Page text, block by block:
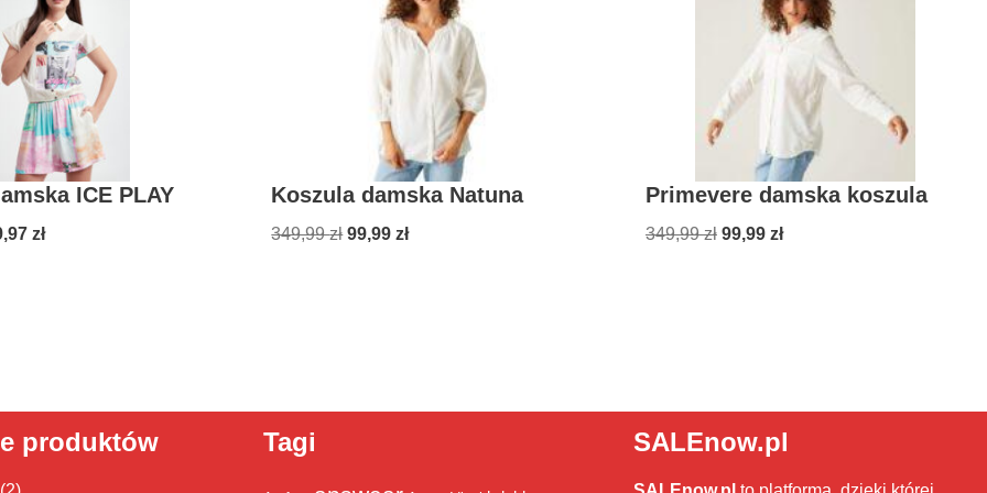
ICE PLAY
zł
Koszula damska Natuna
349,99zł 99,99zł
Primevere damska koszula
349,99zł 99,99 zł
produktów Tagi SALEnow.pl